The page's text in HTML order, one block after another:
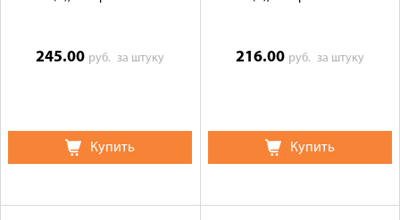
245.00 руб.за штуку
Купить
216.00 руб. за штуку
Купить